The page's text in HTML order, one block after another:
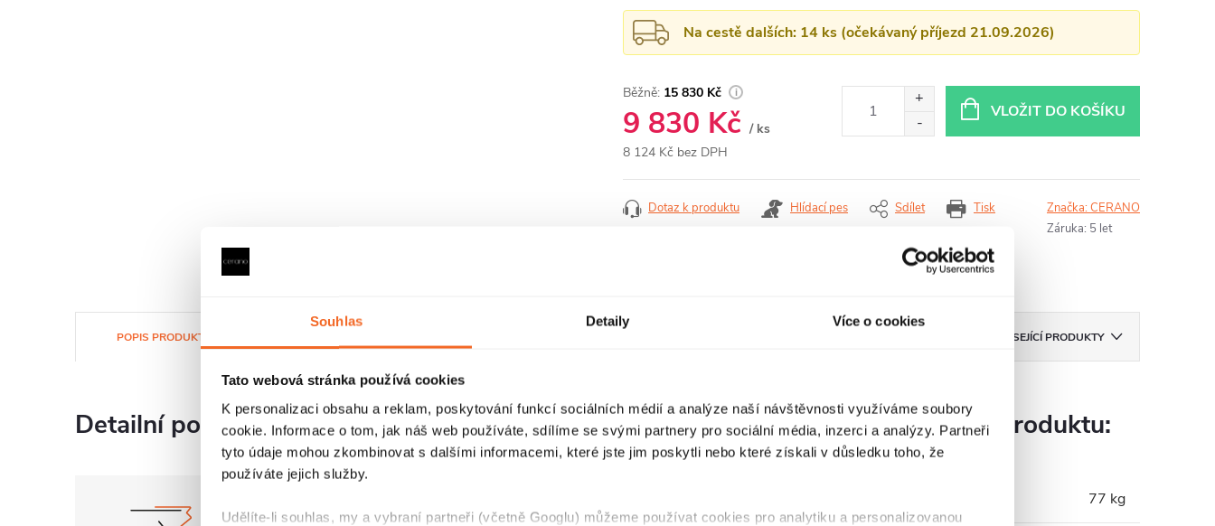
Souhlas Detaily Více o cookies
Tato webová stránka používá cookies
K personalizaci obsahu a reklam, poskytování funkcí sociálních médií a analýze naší návštěvnosti využíváme soubory
cookie. Informace o tom, jak náš web používáte, sdílíme se svými partnery pro sociální média, inzerci a analýzy. Partneři
tyto údaje mohou zkombinovat s dalšími informacemi, které jste jim poskytli nebo které získali v důsledku toho, že
používáte jejich služby.
Udělíte-li souhlas, my a vybraní partneři (včetně Googlu) můžeme používat cookies pro analytiku a personalizovanou
Na cestě dalších: 14 ks (očekávaný příjezd 21.09.2026)
15 830 Kč
9 830 Kč / ks
8 124 Kč bez DPH
VLOŽIT DO KOŠÍKU
Tisk
Dotaz k produktu Hlídací pes Sdílet Značka:CERANO
Záruka: 5 let
POPIS PRODUKTU SOUVISEJÍCÍ PRODUKTY
Detailní popis produktu Parametry produktu:
77 kg